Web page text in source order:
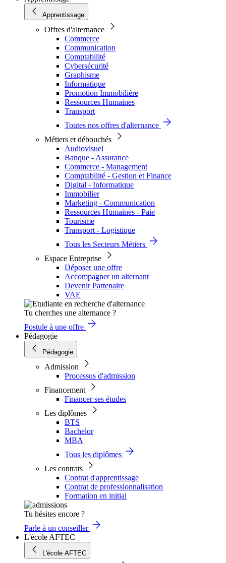
Apprentissage
Offres d'alternance
Commerce
Communication
Comptabilité
Cybersécurité
Graphisme
Informatique
Promotion Immobilière
Ressources Humaines
Transport
Toutes nos offres d'alternance
Métiers et débouchés
Audiovisuel
Banque - Assurance
Commerce - Management
Comptabilité - Gestion et Finance
Digital - Informatique
Immobilier
Marketing - Communication
Ressources Humaines - Paie
Tourisme
Transport - Logistique
Tous les Secteurs Métiers
Espace Entreprise
Déposer une offre
Accompagner un alternant
Devenir Partenaire
VAE
Tu cherches une alternance ?
Postule à une offre
Pédagogie
Pédagogie
Admission
Processus d'admission
Financement
Financer ses études
Les diplômes
BTS
Bachelor
MBA
Tous les diplômes
Les contrats
Contrat d'apprentissage
Contrat de professionnalisation
Formation en initial
Tu hésites encore ?
Parle à un conseiller
L'école AFTEC
L'école AFTEC